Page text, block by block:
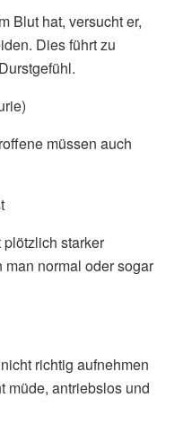
Blut hat, versucht er,
Dies führt zu
müssen auch
starker
normal oder sogar
richtig aufnehmen
müde, antriebslos und